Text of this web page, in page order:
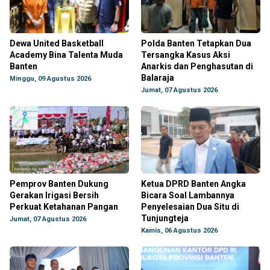
Dewa United Basketball
Academy Bina Talenta Muda
Banten
Minggu, 09 Agustus 2026
Polda Banten Tetapkan Dua
Tersangka Kasus Aksi
Anarkis dan Penghasutan di
Balaraja
Jumat, 07 Agustus 2026
Pemprov Banten Dukung
Gerakan Irigasi Bersih
Perkuat Ketahanan Pangan
Jumat, 07 Agustus 2026
Ketua DPRD Banten Angka
Bicara Soal Lambannya
Penyelesaian Dua Situ di
Tunjungteja
Kamis, 06 Agustus 2026